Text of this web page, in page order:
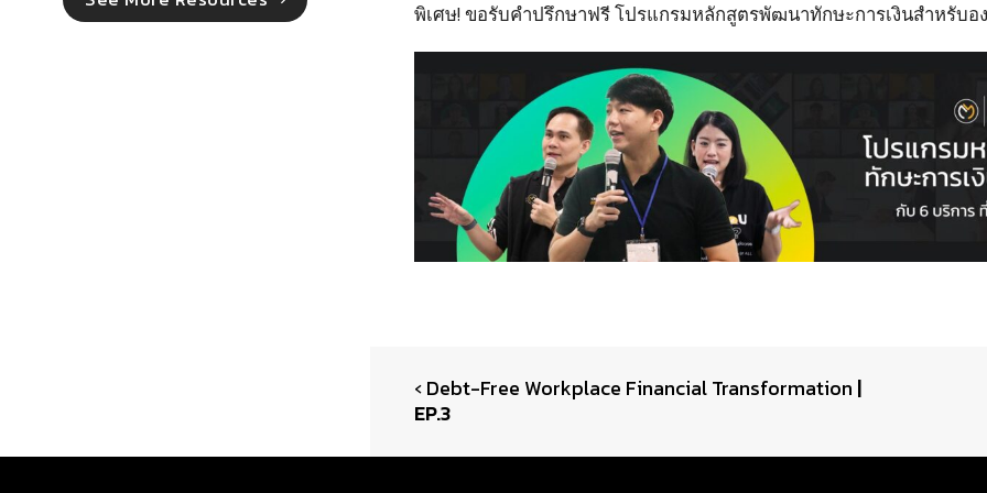
พิเศษ!ขอรับคำปรึกษาฟรี โปรแกรมหลักสูตรพัฒนาทักษะการเงินสำหรับอ
‹ Debt-Free Workplace Financial Transformation |
EP.3